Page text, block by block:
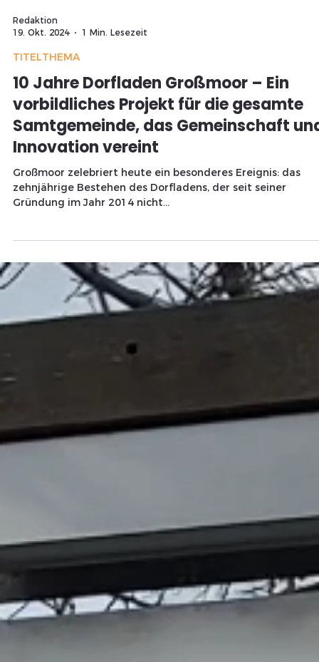
Redaktion
19. Okt. 2024
1 Min. Lesezeit
TITELTHEMA
10 Jahre Dorfladen Großmoor – Ein
Samtgemeinde, das Gemeinschaft
Innovation vereint
Großmoor zelebriert heute ein besonderes Ereignis: das
zehnjährige Bestehen des Dorfladens, der seit seiner
Gründung im Jahr 2014 nicht...